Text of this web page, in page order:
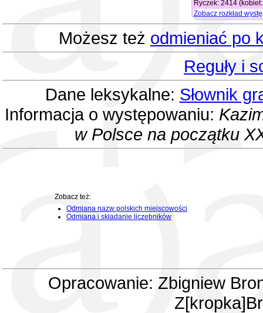
Ryczek: 2414
Zobacz rozkład
Możesz też odmieniać po
Reguły i
Dane leksykalne: Słownik
Informacja o występowaniu:
w Polsce na początku
Zobacz też:
Odmiana nazw polskich miejscowości
Odmiana i składanie liczebników
Opracowanie: Zbigniew